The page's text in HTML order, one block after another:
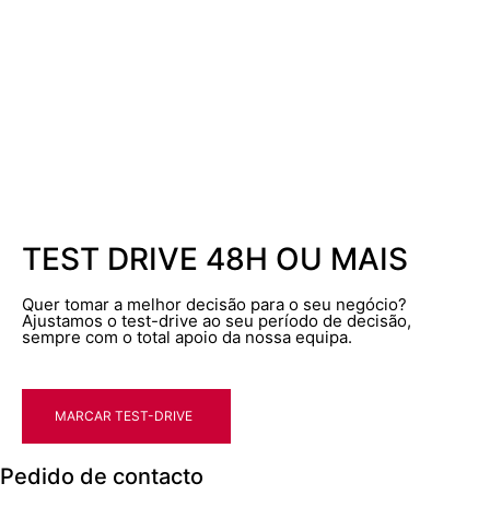
TEST DRIVE 48H OU MAIS
Quer tomar a melhor decisão para o seu negócio?
Ajustamos o test-drive ao seu período de decisão,
sempre com o total apoio da nossa equipa.
MARCAR TEST-DRIVE
Pedido de contacto